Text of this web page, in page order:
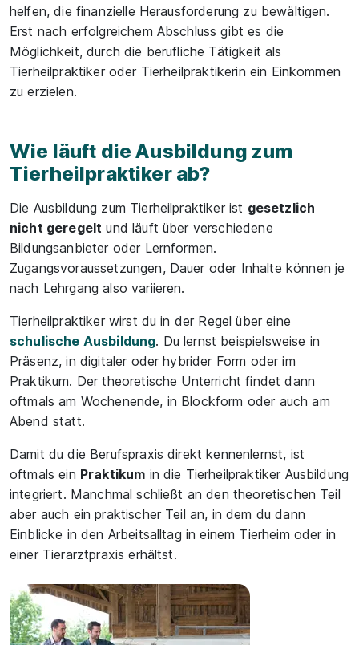
helfen, die finanzielle Herausforderung zu bewältigen.
Erst nach erfolgreichem Abschluss gibt es die
Möglichkeit, durch die berufliche Tätigkeit als
Tierheilpraktiker oder Tierheilpraktikerin ein Einkommen
zu erzielen.
Wie läuft die Ausbildung zum
Tierheilpraktiker ab?
Die Ausbildung zum Tierheilpraktiker ist gesetzlich
nicht geregelt und läuft über verschiedene
Bildungsanbieter oder Lernformen.
Zugangsvoraussetzungen, Dauer oder Inhalte können je
nach Lehrgang also variieren.
Tierheilpraktiker wirst du in der Regel über eine
schulische Ausbildung. Du lernst beispielsweise in
Präsenz, in digitaler oder hybrider Form oder im
Praktikum. Der theoretische Unterricht findet dann
oftmals am Wochenende, in Blockform oder auch am
Abend statt.
Damit du die Berufspraxis direkt kennenlernst, ist
oftmals ein Praktikum in die Tierheilpraktiker Ausbildung
integriert. Manchmal schließt an den theoretischen Teil
aber auch ein praktischer Teil an, in dem du dann
Einblicke in den Arbeitsalltag in einem Tierheim oder in
einer Tierarztpraxis erhältst.